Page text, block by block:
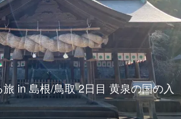
in 島根/鳥取 2日目 黄泉の国の入